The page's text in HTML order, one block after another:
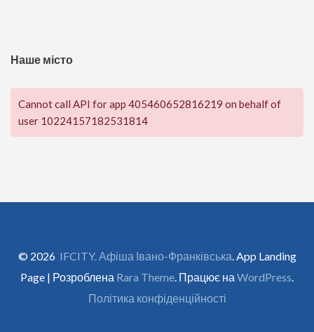
Наше місто
Cannot call API for app 405460652816219 on behalf of
user 10224157182531814
© 2026 IFCITY. Афіша Івано-Франківська . App Landing
Page | Розроблена Rara Theme . Працює на WordPress
Політика конфіденційності